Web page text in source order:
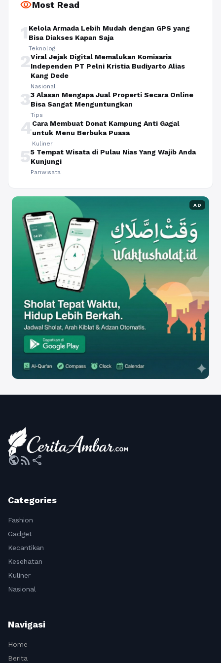
visibilityMost Read
1 Kelola Armada Lebih Mudah dengan GPS yang
Bisa Diakses Kapan Saja
Teknologi
2Viral Jejak Digital Memalukan Komisaris
Independen PT Pelni Kristia Budiyarto Alias
Kang Dede
Nasional
33 Alasan Mengapa Jual Properti Secara Online
Bisa Sangat Menguntungkan
Tips
4Cara Membuat Donat Kampung Anti Gagal
untuk Menu Berbuka Puasa
Kuliner
55 Tempat Wisata di Pulau Nias Yang Wajib Anda
Kunjungi
Pariwisata
AD
publicrss_feed share
Categories
Fashion
Gadget
Kecantikan
Kesehatan
Kuliner
Nasional
Navigasi
Home
Berita